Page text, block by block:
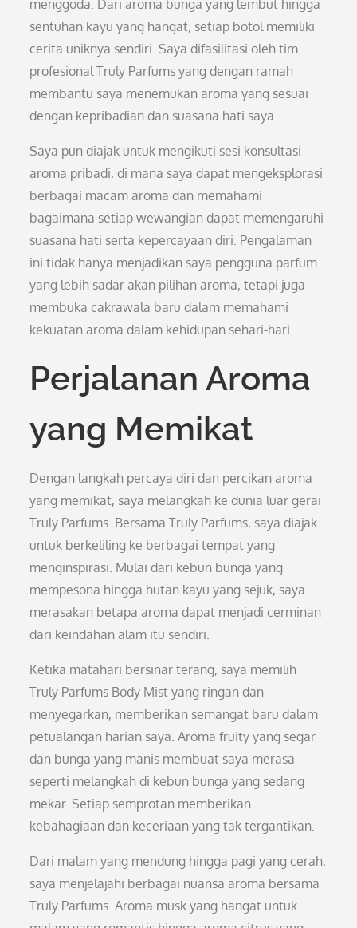
menggoda. Dari aroma bunga yang lembut hingga
sentuhan kayu yang hangat, setiap botol memiliki
cerita uniknya sendiri. Saya difasilitasi oleh tim
profesional Truly Parfums yang dengan ramah
membantu saya menemukan aroma yang sesuai
dengan kepribadian dan suasana hati saya.
Saya pun diajak untuk mengikuti sesi konsultasi
aroma pribadi, di mana saya dapat mengeksplorasi
berbagai macam aroma dan memahami
bagaimana setiap wewangian dapat memengaruhi
suasana hati serta kepercayaan diri. Pengalaman
ini tidak hanya menjadikan saya pengguna parfum
yang lebih sadar akan pilihan aroma, tetapi juga
membuka cakrawala baru dalam memahami
kekuatan aroma dalam kehidupan sehari-hari.
Perjalanan Aroma
yang Memikat
Dengan langkah percaya diri dan percikan aroma
yang memikat, saya melangkah ke dunia luar gerai
Truly Parfums. Bersama Truly Parfums, saya diajak
untuk berkeliling ke berbagai tempat yang
menginspirasi. Mulai dari kebun bunga yang
mempesona hingga hutan kayu yang sejuk, saya
merasakan betapa aroma dapat menjadi cerminan
dari keindahan alam itu sendiri.
Ketika matahari bersinar terang, saya memilih
Truly Parfums Body Mist yang ringan dan
menyegarkan, memberikan semangat baru dalam
petualangan harian saya. Aroma fruity yang segar
dan bunga yang manis membuat saya merasa
seperti melangkah di kebun bunga yang sedang
mekar. Setiap semprotan memberikan
kebahagiaan dan keceriaan yang tak tergantikan.
Dari malam yang mendung hingga pagi yang cerah,
saya menjelajahi berbagai nuansa aroma bersama
Truly Parfums. Aroma musk yang hangat untuk